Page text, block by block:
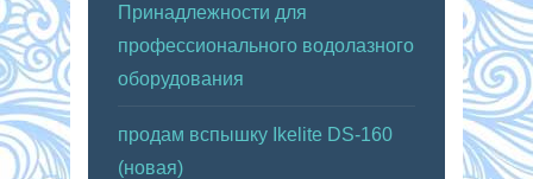
Принадлежности для
профессионального водолазного
оборудования
продам вспышку Ikelite DS-160
(новая)